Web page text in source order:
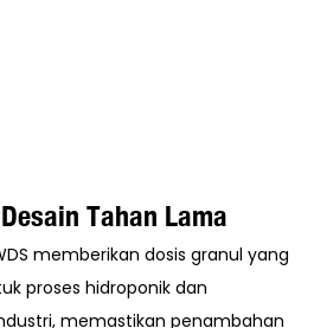
Tahan Lama
memberikan dosis granul yang
proses hidroponik dan
memastikan penambahan